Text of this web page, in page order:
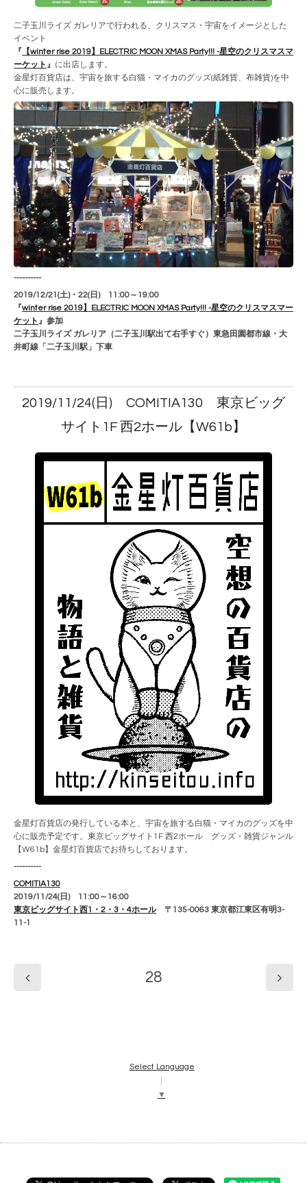
二子玉川ライズ ガレリアで行われる、クリスマス・宇宙をイメージとした
イベント
『
【winter rise 2019】ELECTRIC MOON XMAS Party!!! -星空のクリスマスマ
ーケット 』 に出店します。
金星灯百貨店は、宇宙を旅する白猫・マイカのグッズ(紙雑貨、布雑貨)を中
心に販売します。
----------
2019/12/21(土)・22(日) 11:00～19:00
『winter rise 2019】ELECTRIC MOON XMAS Party!!! -星空のクリスマスマー
ケット 』参加
二子玉川ライズ ガレリア（二子玉川駅出て右手すぐ）東急田園都市線・大
井町線「二子玉川駅」下車
2019/11/24(日) COMITIA130 東京ビッグ
サイト1F 西2ホール【W61b】
金星灯百貨店の発行している本と、宇宙を旅する白猫・マイカのグッズを中
心に販売予定です。東京ビッグサイト1F 西2ホール グッズ・雑貨ジャンル
【W61b】金星灯百貨店でお待ちしております。
----------
COMITIA130
2019/11/24(日) 11:00～16:00
東京ビッグサイト西1・2・3・4ホール
〒135-0063 東京都江東区有明3-
11-1
28
Select Language
▼